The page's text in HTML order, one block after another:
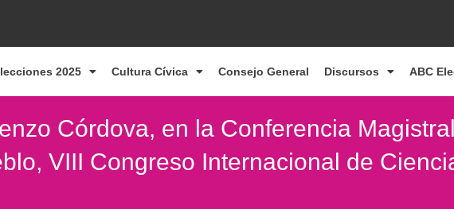
2025 Cultura Cívica Consejo General Discursos ABC
Córdova, en la Conferencia Magistral
VIII Congreso Internacional de